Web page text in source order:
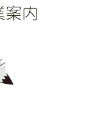
案内